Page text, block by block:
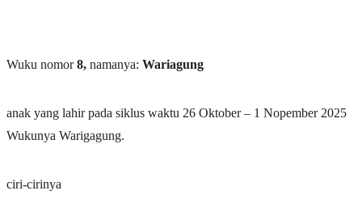
Wuku nomor8, namanya: Wariagung
anak yang lahir pada siklus waktu 26 Oktober – 1 Nopember 2025
Wukunya Warigagung.
ciri-cirinya